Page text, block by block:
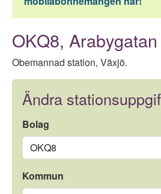
OKQ8,
Obemannad station, Växjö.
Ändra
Bolag
Kommun